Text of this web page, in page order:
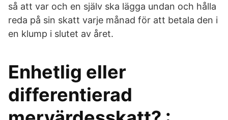
så att var och en själv ska lägga undan och hålla
reda på sin skatt varje månad för att betala den i
en klump i slutet av året.
Enhetlig eller
differentierad